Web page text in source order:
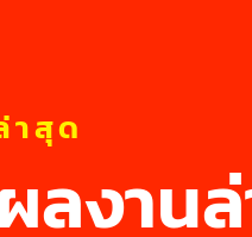
าสุด
ลงาน